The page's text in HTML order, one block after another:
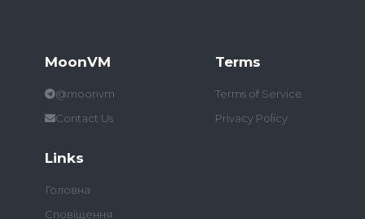
MoonVM
@moonvm
Contact Us
Terms
Terms of Service
Privacy Policy
Links
Головна
Сповіщення